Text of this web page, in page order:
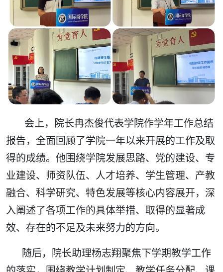
会上，院长冉杰俊代表学院作学年工作总结
报告，全面回顾了学院一年以来开展的工作及取
得的成绩。他围绕学院发展思路、党的建设、专
业建设、师资队伍、人才培养、学生管理、产教
融合、科学研究、特色发展等核心内容展开，深
入阐述了各项工作的具体举措、取得的显著成
效、存在的不足及未来努力的方向。
随后，院长助理杨志翔聚焦下学期教学工作